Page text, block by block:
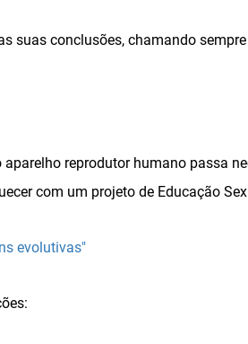
suas conclusões, chamando
aparelho reprodutor humano passa
com um projeto de Educação
evolutivas"